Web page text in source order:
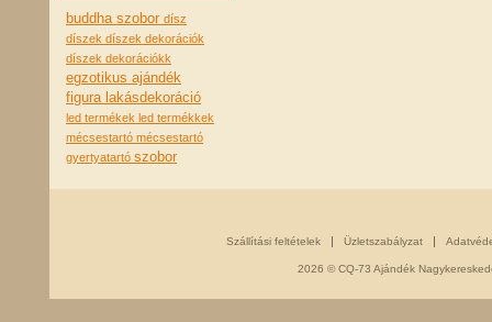
buddha szobor dísz
díszek díszek dekorációk
díszek dekorációkk
egzotikus ajándék
figura lakásdekoráció
led termékek led termékkek
mécsestartó mécsestartó
gyertyatartó szobor
Szállítási feltételek Üzletszabályzat
2026 © CQ-73 Ajándék